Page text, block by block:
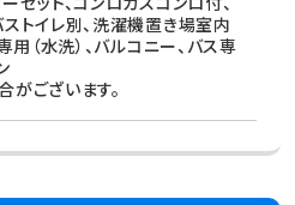
トイレ別、洗濯機置き場室内
用（水洗）、バルコニー、バス専
ございます。